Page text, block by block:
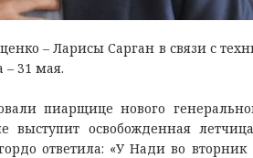
– Ларисы Сарган в связи с
– 31 мая.
пиарщице нового
освобожденная
ответила: «У Нади во